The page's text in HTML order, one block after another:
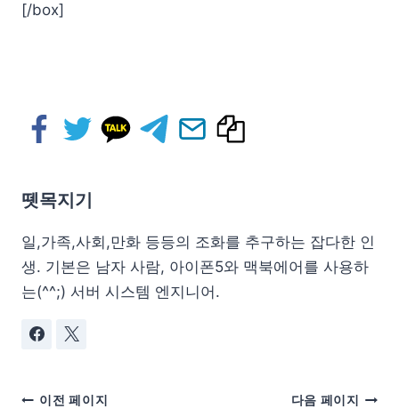
[/box]
뗏목지기
일,가족,사회,만화 등등의 조화를 추구하는 잡다한 인
생. 기본은 남자 사람, 아이폰5와 맥북에어를 사용하
는(^^;) 서버 시스템 엔지니어.
이전 페이지 다음 페이지